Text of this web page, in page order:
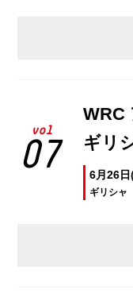
vol
07
WRC
ギリ
6月26
ギリシャ